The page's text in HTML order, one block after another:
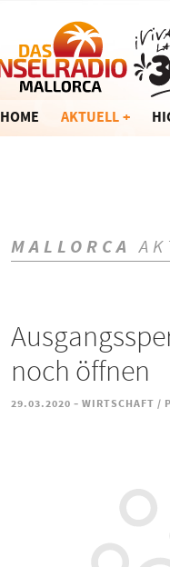
HOME AKTUELL
MALLORCA
noch öffnen
29.03.2020 - WIRTSCHAFT /